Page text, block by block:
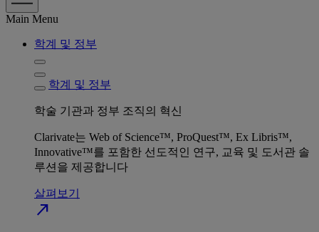
Main Menu
학계 및 정부
학계 및 정부
학술 기관과 정부 조직의 혁신
Clarivate는 Web of Science™, ProQuest™, Ex Libris™,
Innovative™를 포함한 선도적인 연구, 교육 및 도서관 솔
루션을 제공합니다
살펴보기
north_east